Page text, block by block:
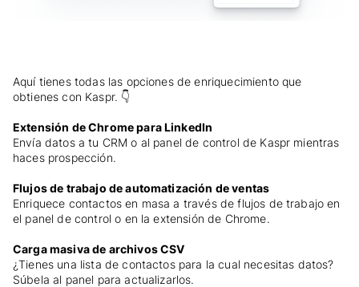
Aquí tienes todas las opciones de enriquecimiento que
obtienes con Kaspr. 👇
Extensión de Chrome para LinkedIn
Envía datos a tu CRM o al panel de control de Kaspr mientras
haces prospección.
Flujos de trabajo de automatización de ventas
Enriquece contactos en masa a través de flujos de trabajo en
el panel de control o en la extensión de Chrome.
Carga masiva de archivos CSV
¿Tienes una lista de contactos para la cual necesitas datos?
Súbela al panel para actualizarlos.